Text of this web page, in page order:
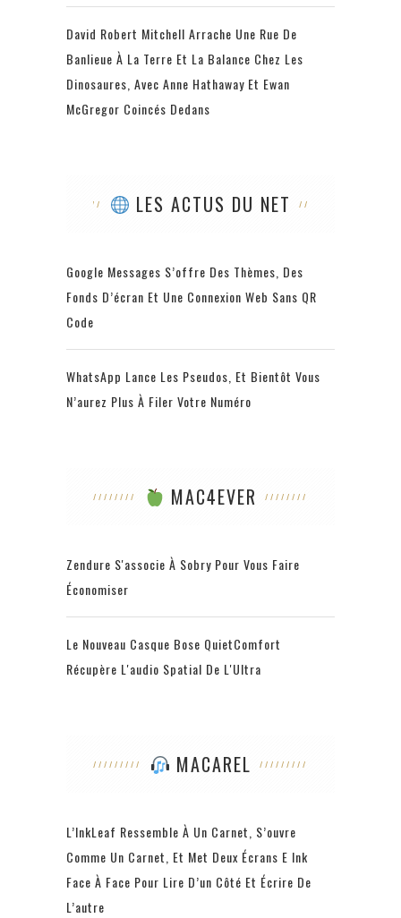
David Robert Mitchell Arrache Une Rue De
Banlieue À La Terre Et La Balance Chez Les
Dinosaures, Avec Anne Hathaway Et Ewan
McGregor Coincés Dedans
LES ACTUS DU NET
Google Messages S’offre Des Thèmes, Des
Fonds D’écran Et Une Connexion Web Sans QR
Code
WhatsApp Lance Les Pseudos, Et Bientôt Vous
N’aurez Plus À Filer Votre Numéro
MAC4EVER
Zendure S'associe À Sobry Pour Vous Faire
Économiser
Le Nouveau Casque Bose QuietComfort
Récupère L'audio Spatial De L'Ultra
MACAREL
L’InkLeaf Ressemble À Un Carnet, S’ouvre
Comme Un Carnet, Et Met Deux Écrans E Ink
Face À Face Pour Lire D’un Côté Et Écrire De
L’autre